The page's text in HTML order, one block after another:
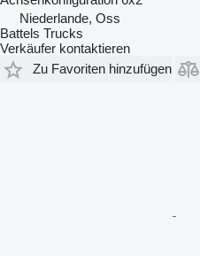
Niederlande, Oss
Battels Trucks
Verkäufer kontaktieren
Zu Favoriten hinzufügen